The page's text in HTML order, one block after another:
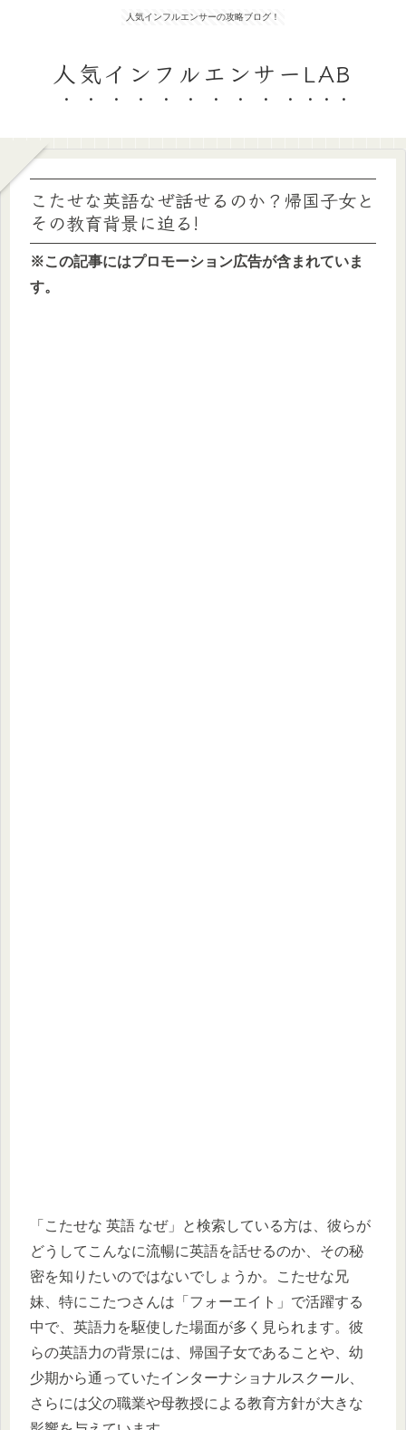
人気インフルエンサーの攻略ブログ！
人気インフルエンサーLAB
こたせな英語なぜ話せるのか？帰国子女と
その教育背景に迫る!
※この記事にはプロモーション広告が含まれていま
す。
「こたせな 英語 なぜ」と検索している方は、彼らが
どうしてこんなに流暢に英語を話せるのか、その秘
密を知りたいのではないでしょうか。こたせな兄
妹、特にこたつさんは「フォーエイト」で活躍する
中で、英語力を駆使した場面が多く見られます。彼
らの英語力の背景には、帰国子女であることや、幼
少期から通っていたインターナショナルスクール、
さらには父の職業や母教授による教育方針が大きな